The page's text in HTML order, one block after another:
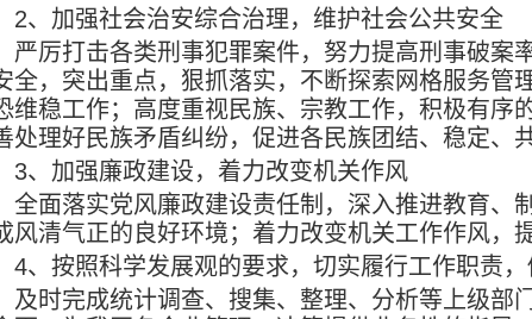
2、加强社会治安综合治理，维护社会公共安全
严厉打击各类刑事犯罪案件，努力提高刑事破案
全，突出重点，狠抓落实，不断探索网格服务管
维稳工作；高度重视民族、宗教工作，积极有序
处理好民族矛盾纠纷，促进各民族团结、稳定、
3、加强廉政建设，着力改变机关作风
全面落实党风廉政建设责任制，深入推进教育、
风清气正的良好环境；着力改变机关工作作风，
4、按照科学发展观的要求，切实履行工作职责
及时完成统计调查、搜集、整理、分析等上级部